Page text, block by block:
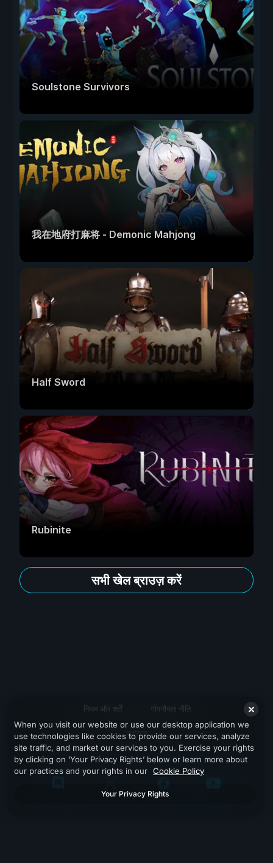
Soulstone Survivors
我在地府打麻将 - Demonic Mahjong
Half Sword
Rubinite
सभी खेल ब्राउज़ करें
नियम और शर्तें गोपनीयता नीति
सहायता
When you visit our website or use our desktop application we
use technologies like cookies to provide our services, analyze
site traffic, and market our services to you. Exercise your rights
by clicking on ‘Your Privacy Rights’ below or learn more about
our practices and your rights in our Cookie Policy
Your Privacy Rights